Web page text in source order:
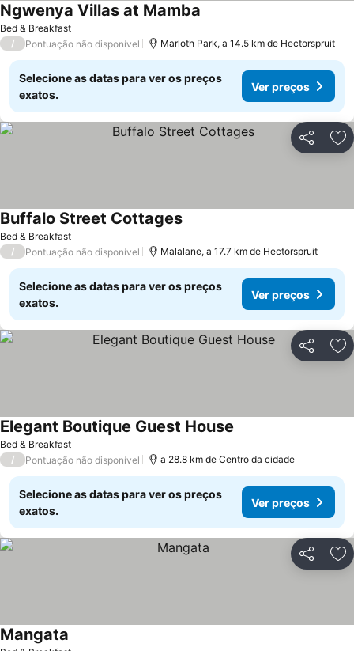
Bed & Breakfast
Ngwenya Villas at Mamba
/ Pontuação não disponível Marloth Park, a 14.5 km de Hectorspruit
Selecione as datas para ver os preços
exatos.
Ver preços
Partilhar
Bed & Breakfast
Buffalo Street CottagesVer preços
/ Pontuação não disponível Malalane, a 17.7 km de Hectorspruit
Selecione as datas para ver os preços
exatos.
Ver preços
Partilhar
Bed & Breakfast
Elegant Boutique Guest House
/ Pontuação não disponível a 28.8 km de Centro da cidade
Selecione as datas para ver os preços
exatos.
Ver preços
Partilhar
Mangata